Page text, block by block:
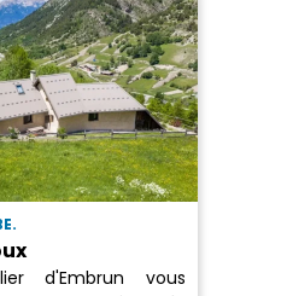
d'Embrun vous